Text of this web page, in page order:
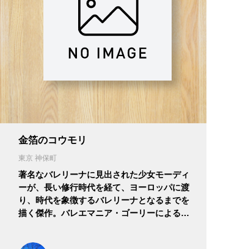
金箔のコウモリ
東京 神保町
著名なバレリーナに見出された少女モーディ
ーが、長い修行時代を経て、ヨーロッパに渡
り、時代を象徴するバレリーナとなるまでを
描く傑作。バレエマニア・ゴーリーによる…